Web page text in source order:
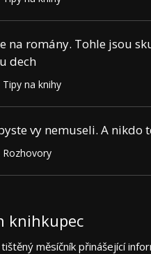
na romány. Tohle jsou
dech
Tipy na knihy
vy nemuseli. A nikdo
Rozhovory
knihkupec
měsíčník přinášející